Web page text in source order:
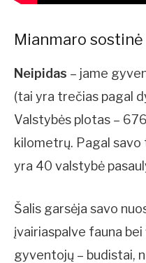
Mianmaro sostinė
Neipidas – jame
(tai yra trečias pagal
Valstybės plotas –
kilometrų. Pagal
yra 40 valstybė
Šalis garsėja savo
įvairiaspalve fauna
gyventojų – budistai,